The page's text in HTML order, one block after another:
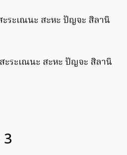
ระเณนะ สะหะ ปัญจะ สิลานิ
ระเณนะ สะหะ ปัญจะ สิลานิ
3